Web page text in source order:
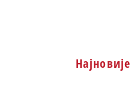
Најновије